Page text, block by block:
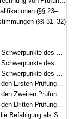
(§§ 23–30)
(§§ 31–32)
Ersten Prüfungsabschnitts
Prüfungsabschnitts
Prüfungsabschnitts
Prüfungsabschnitt
Prüfungsabschnitt
Prüfungsabschnitt
bzw. Staatlich geprüfter Lebensmittelchemiker